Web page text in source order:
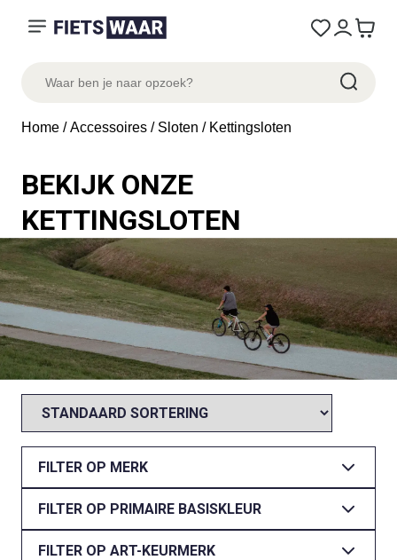
Home /Accessoires / Sloten / Kettingsloten
BEKIJK ONZE
KETTINGSLOTEN
FILTER OP MERK
FILTER OP PRIMAIRE BASISKLEUR
FILTER OP ART-KEURMERK